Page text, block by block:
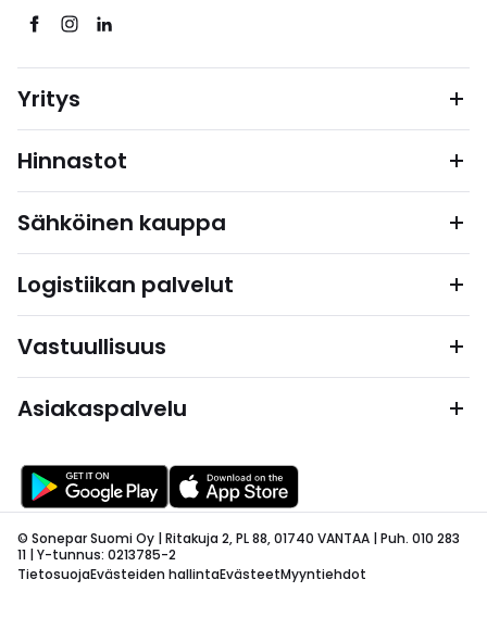
Yritys
Hinnastot
Sähköinen kauppa
Logistiikan palvelut
Vastuullisuus
Asiakaspalvelu
© Sonepar Suomi Oy | Ritakuja 2, PL 88, 01740 VANTAA | Puh. 010 283
11 | Y-tunnus: 0213785-2
TietosuojaEvästeiden hallintaEvästeetMyyntiehdot